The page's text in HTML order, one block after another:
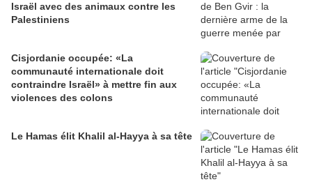
Israël avec des animaux contre les
Palestiniens
Cisjordanie occupée: «La
communauté internationale doit
contraindre Israël» à mettre fin aux
violences des colons
Le Hamas élit Khalil al-Hayya à sa tête